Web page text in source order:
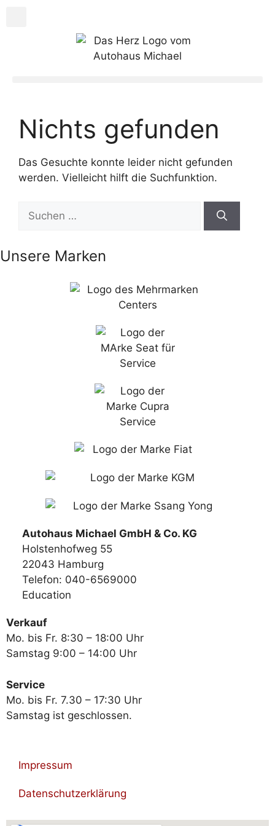
Nichts gefunden
Das Gesuchte konnte leider nicht gefunden
werden. Vielleicht hilft die Suchfunktion.
Unsere Marken
Autohaus Michael GmbH & Co. KG
Holstenhofweg 55
22043 Hamburg
Telefon: 040-6569000
Education
Verkauf
Mo. bis Fr. 8:30 – 18:00 Uhr
Samstag 9:00 – 14:00 Uhr
Service
Mo. bis Fr. 7.30 – 17:30 Uhr
Samstag ist geschlossen.
Impressum
Datenschutzerklärung